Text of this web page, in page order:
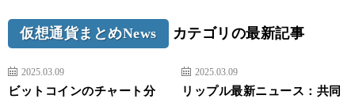
仮想通貨まとめNews カテゴリの最新記事
2025.03.09
ビットコインのチャート分
2025.03.09
リップル最新ニュース：共同